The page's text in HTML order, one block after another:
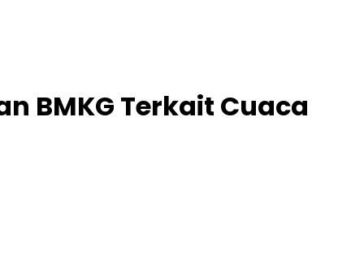
BMKG Terkait Cuaca